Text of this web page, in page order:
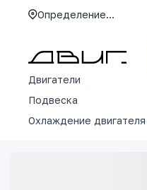
Определение...
Двигатели
Подвеска
Охлаждение двигателя